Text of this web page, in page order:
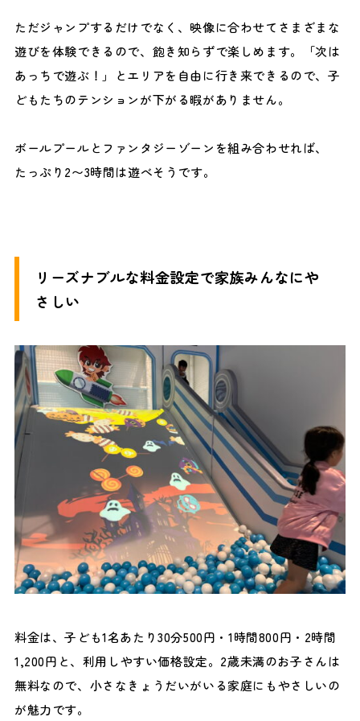
ただジャンプするだけでなく、映像に合わせてさまざまな
遊びを体験できるので、飽き知らずで楽しめます。「次は
あっちで遊ぶ！」とエリアを自由に行き来できるので、子
どもたちのテンションが下がる暇がありません。
ボールプールとファンタジーゾーンを組み合わせれば、
たっぷり2〜3時間は遊べそうです。
リーズナブルな料金設定で家族みんなにや
さしい
料金は、子ども1名あたり30分500円・1時間800円・2時間
1,200円と、利用しやすい価格設定。2歳未満のお子さんは
無料なので、小さなきょうだいがいる家庭にもやさしいの
が魅力です。